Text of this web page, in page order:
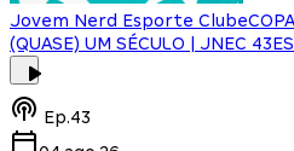
Jovem Nerd Esporte Clube
(QUASE) UM SÉCULO | JNEC 43
Ep.43